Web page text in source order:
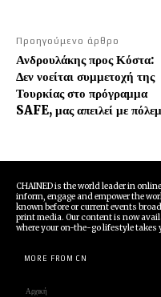
Προηγούμενο άρθρο
Ανδρουλάκης προς Κόστα:
Δεν νοείται συμμετοχή της
Τουρκίας στο πρόγραμμα
SAFE, μας απειλεί με
CHAINED is the world leader in
inform, engage and empower the
known before or current events
print media. Our content is now
where your on-the-go lifestyle takes
MORE FROM CN
Αρχική